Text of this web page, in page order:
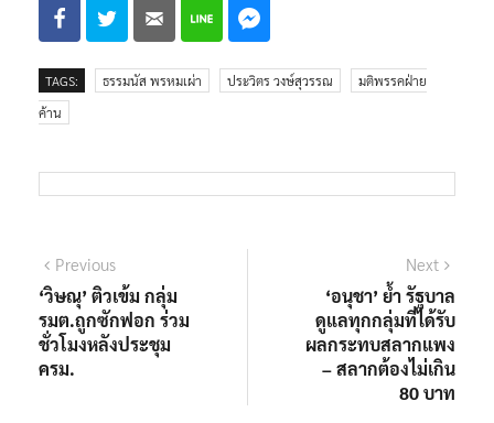
TAGS: ธรรมนัส พรหมเผ่า ประวิตร วงษ์สุวรรณ
มติพรรคฝ่าย
ค้าน
แนะแนว
เรื่อง
PreviousPrevious
post:
‘วิษณุ’ ติวเข้ม กลุ่ม
รมต.ถูกซักฟอก ร่วม
ชั่วโมงหลังประชุม
ครม.
Next
‘อนุชา’ ย้ำ รัฐบาล
ดูแลทุกกลุ่มที่ได้รับ
ผลกระทบสลากแพง
– สลากต้องไม่เกิน
80 บาท